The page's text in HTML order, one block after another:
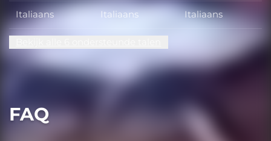
Italiaans Italiaans Italiaans
FAQ